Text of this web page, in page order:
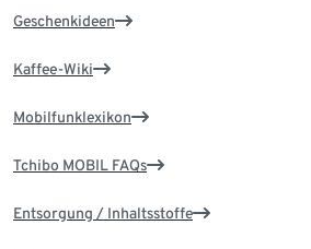
Geschenkideen
Kaffee-Wiki
Mobilfunklexikon
Tchibo MOBIL FAQs
Entsorgung / Inhaltsstoffe